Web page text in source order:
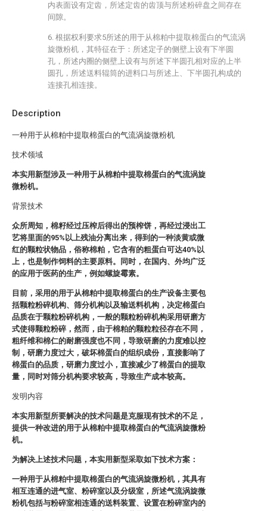
Description
一种用于从棉粕中提取棉蛋白的气流涡旋微粉机
技术领域
本实用新型涉及一种用于从棉粕中提取棉蛋白的气流涡旋
微粉机。
背景技术
众所周知，棉籽经过压榨后得出的预榨饼，再经过浸出工
艺将里面的95%以上残油分离出来，得到的一种淡黄或微
红的颗粒状物品，俗称棉粕，它含有的粗蛋白可达40%以
上，也是制作饲料的主要原料。同时，在国内、外均广泛
的应用于医药的生产，例如螺旋霉素。
目前，采用的用于从棉粕中提取棉蛋白的生产设备主要包
括颗粒粉碎机构、筛分机构以及输送料机构，决定棉蛋白
品质在于颗粒粉碎机构，一般的颗粒粉碎机构采用研磨方
式使得颗粒粉碎，然而，由于棉粕的颗粒粒径存在不同，
粗纤维和棉仁的耐磨强度也不同，导致研磨的力度难以控
制，研磨力度过大，破坏棉蛋白的组织成份，直接影响了
棉蛋白的品质，研磨力度过小，直接减少了棉蛋白的提取
量，同时对筛分机构要求较高，导致生产成本较高。
发明内容
本实用新型所要解决的技术问题是克服现有技术的不足，
提供一种改进的用于从棉粕中提取棉蛋白的气流涡旋微粉
机。
为解决上述技术问题，本实用新型采取如下技术方案：
一种用于从棉粕中提取棉蛋白的气流涡旋微粉机，其具有
相互连通的进气室、粉碎室以及分级室，所述气流涡旋微
粉机包括与粉碎室相连通的送料装置、设置在粉碎室内的
内表面设有定齿，所述定齿的齿顶与所述粉碎盘之间存在
间隙。
6. 根据权利要求5所述的用于从棉粕中提取棉蛋白的气流涡
旋微粉机，其特征在于：所述定子的侧壁上设有下半圆
孔，所述内圈的侧壁上设有与所述下半圆孔相对应的上半
圆孔，所述送料辊筒的进料口与所述上、下半圆孔构成的
连接孔相连接。